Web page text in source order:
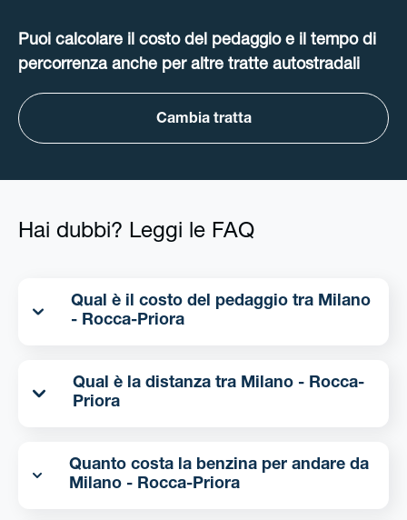
Puoi calcolare il costo del pedaggio e il tempo di
percorrenza anche per altre tratte autostradali
Cambia tratta
Hai dubbi? Leggi le FAQ
Qual è il costo del pedaggio tra Milano
- Rocca-Priora
Qual è la distanza tra Milano - Rocca-
Priora
Quanto costa la benzina per andare da
Milano - Rocca-Priora